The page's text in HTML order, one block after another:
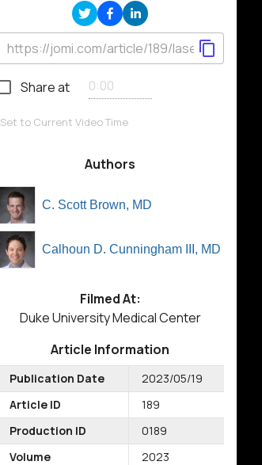
Share at
Set to Current Video Time
Authors
C. Scott Brown, MD
Calhoun D. Cunningham III, MD
Filmed At:
Duke University Medical Center
Article Information
Publication Date
2023/05/19
Article ID
189
Production ID
0189
Volume
2023